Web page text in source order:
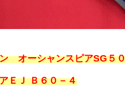
オーシャンスピアSG５
ＥＪ Ｂ６０－４